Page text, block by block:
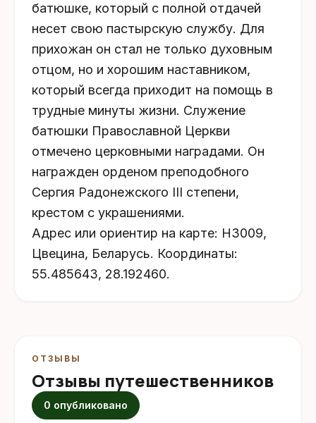
батюшке, который с полной отдачей
несет свою пастырскую службу. Для
прихожан он стал не только духовным
отцом, но и хорошим наставником,
который всегда приходит на помощь в
трудные минуты жизни. Служение
батюшки Православной Церкви
отмечено церковными наградами. Он
награжден орденом преподобного
Сергия Радонежского III степени,
крестом с украшениями.
Адрес или ориентир на карте: Н3009,
Цвецина, Беларусь. Координаты:
55.485643, 28.192460.
ОТЗЫВЫ
Отзывы путешественников
0 опубликовано